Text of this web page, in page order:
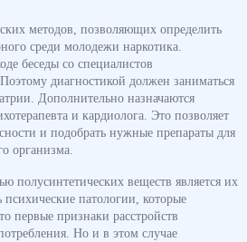
методов, позволяющих определить
среди молодежи наркотика.
беседы со специалистов
диагностикой должен заниматься
Дополнительно назначаются
и кардиолога. Это позволяет
и подобрать нужные препараты для
организма.
полусинтетических веществ является их
психические патологии, которые
первые признаки расстройств
Но и в этом случае